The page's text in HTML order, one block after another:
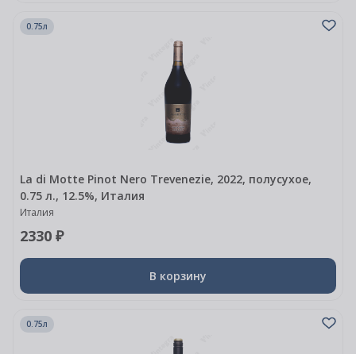
0.75л
La di Motte Pinot Nero Trevenezie, 2022, полусухое,
0.75 л., 12.5%, Италия
Италия
2330 ₽
В корзину
0.75л